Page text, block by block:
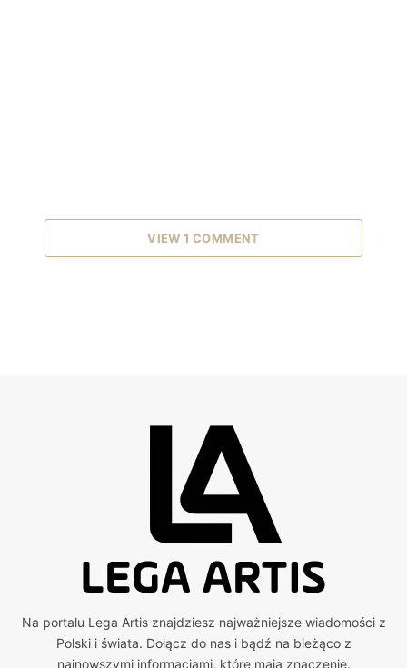
VIEW 1 COMMENT
Na portalu Lega Artis znajdziesz najważniejsze wiadomości z
Polski i świata. Dołącz do nas i bądź na bieżąco z
najnowszymi informacjami, które mają znaczenie.